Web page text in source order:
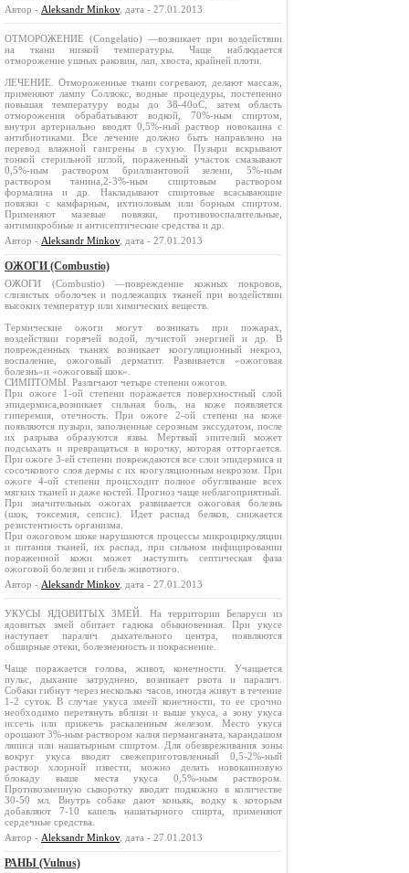
Автор - Aleksandr Minkov, дата - 27.01.2013
ОТМОРОЖЕНИЕ (Congelatio) —возникает при воздействии
на ткани низкой температуры. Чаще наблюдается
отморожение ушных раковин, лап, хвоста, крайней плоти.
ЛЕЧЕНИЕ. Отмороженные ткани согревают, делают массаж,
применяют лампу Соллюкс, водные процедуры, постепенно
повышая температуру воды до 38-40оС, затем область
отморожения обрабатывают водкой, 70%-ным спиртом,
внутри артериально вводят 0,5%-ный раствор новокаина с
антибиотиками. Все лечение должно быть направлено на
перевод влажной гангрены в сухую. Пузыри вскрывают
тонкой стерильной иглой, пораженный участок смазывают
0,5%-ным раствором бриллиантовой зелени, 5%-ным
раствором танина,2‑3%-ным спиртовым раствором
формалина и др. Накладывают спиртовые всасывающие
повязки с камфарным, ихтиоловым или борным спиртом.
Применяют мазевые повязки, противовоспалительные,
антимикробные и антисептические средства и др.
Автор - Aleksandr Minkov, дата - 27.01.2013
ОЖОГИ (Combustio)
ОЖОГИ (Combustio) —повреждение кожных покровов,
слизистых оболочек и подлежащих тканей при воздействии
высоких температур или химических веществ.
Термические ожоги могут возникать при пожарах,
воздействии горячей водой, лучистой энергией и др. В
поврежденных тканях возникает коогуляционный некроз,
воспаление, ожоговый дерматит. Развивается «ожоговая
болезнь»и «ожоговый шок».
СИМПТОМЫ. Различают четыре степени ожогов.
При ожоге 1-ой степени поражается поверхностный слой
эпидермиса,возникает сильная боль, на коже появляется
гиперемия, отечность. При ожоге 2-ой степени на коже
появляются пузыри, заполненные серозным экссудатом, после
их разрыва образуются язвы. Мертвый эпителий может
подсыхать и превращаться в корочку, которая отторгается.
При ожоге 3-ей степени повреждаются все слои эпидермиса и
сосочкового слоя дермы с их коогуляционным некрозом. При
ожоге 4-ой степени происходит полное обугливание всех
мягких тканей и даже костей. Прогноз чаще неблагоприятный.
При значительных ожогах развивается ожоговая болезнь
(шок, токсемия, сепсис). Идет распад белков, снижается
резистентность организма.
При ожоговом шоке нарушаются процессы микроциркуляции
и питания тканей, их распад, при сильном инфицировании
пораженной кожи может наступить септическая фаза
ожоговой болезни и гибель животного.
Автор - Aleksandr Minkov, дата - 27.01.2013
УКУСЫ ЯДОВИТЫХ ЗМЕЙ. На территории Беларуси из
ядовитых змей обитает гадюка обыкновенная. При укусе
наступает паралич дыхательного центра, появляются
обширные отеки, болезненность и покраснение.
Чаще поражается голова, живот, конечности. Учащается
пульс, дыхание затруднено, возникает рвота и паралич.
Собаки гибнут через несколько часов, иногда живут в течение
1-2 суток. В случае укуса змеей конечности, то ее срочно
необходимо перетянуть вблизи и выше укуса, а зону укуса
иссечь или прижечь раскаленным железом. Место укуса
орошают 3%-ным раствором калия перманганата, карандашом
ляписа или нашатырным спиртом. Для обезвреживания зоны
вокруг укуса вводят свежеприготовленный 0,5‑2%-ный
раствор хлорной извести, можно делать новокаиновую
блокаду выше места укуса 0,5%-ным раствором.
Противозмеиную сыворотку вводят подкожно в количестве
30-50 мл. Внутрь собаке дают коньяк, водку к которым
добавляют 7-10 капель нашатырного спирта, применяют
сердечные средства.
Автор - Aleksandr Minkov, дата - 27.01.2013
РАНЫ (Vulnus)